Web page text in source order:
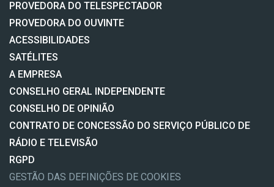
PROVEDORA DO TELESPECTADOR
PROVEDORA DO OUVINTE
ACESSIBILIDADES
SATÉLITES
A EMPRESA
CONSELHO GERAL INDEPENDENTE
CONSELHO DE OPINIÃO
CONTRATO DE CONCESSÃO DO SERVIÇO PÚBLICO DE
RÁDIO E TELEVISÃO
RGPD
GESTÃO DAS DEFINIÇÕES DE COOKIES